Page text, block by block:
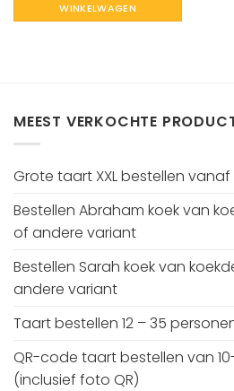
WINKELWAGEN
MEEST VERKOCHTE
Grote taart XXL bestellen
Bestellen Abraham koek van
of andere variant
Bestellen Sarah koek van
andere variant
Taart bestellen 12 – 35
QR-code taart bestellen van
(inclusief foto QR)